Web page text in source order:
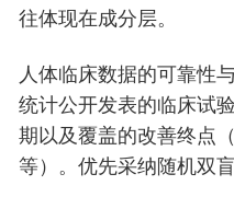
往体现在成分层。
人体临床数据的可靠性
统计公开发表的临床试
期以及覆盖的改善终点
等）。优先采纳随机双